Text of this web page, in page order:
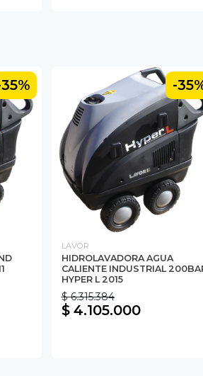
-
LAVOR
HIDROLAVADORA AGUA
CALIENTE INDUSTRIAL
HYPER L 2015
$ 6.315.384
$ 4.105.000